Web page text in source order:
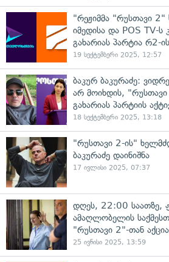
"რეჟიმმა "რუსთავი
იმედისა და POS TV-
გახარიას პარტია რ2-
19 სექტემბერი 2025, 12:57
ბაკურ ბაკურაძე:
არ მოიხდის, "რუსთავი
გახარიას პარტიის
18 სექტემბერი 2025, 13:18
"რუსთავი 2-ის"
ბაკურაძე დაინიშნა
17 ივლისი 2025, 07:37
დღეს, 22:00 საათზე,
ამაღლობელის
"რუსთავი 2"-თან
25 ივნისი 2025, 13:59